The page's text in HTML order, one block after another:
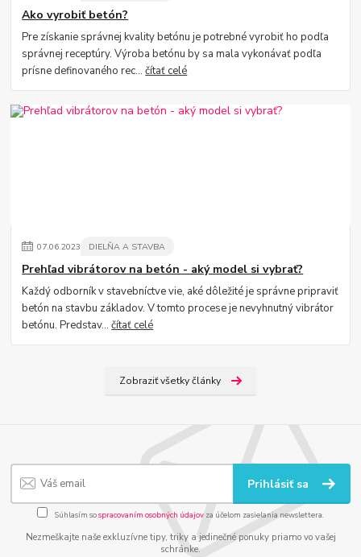
Ako vyrobiť betón?
Pre získanie správnej kvality betónu je potrebné vyrobiť ho podľa
správnej receptúry. Výroba betónu by sa mala vykonávať podľa
prísne definovaného rec...čítať celé
07.06.2023 DIELŇA A STAVBA
Prehľad vibrátorov na betón - aký model si vybrať?
Každý odborník v stavebníctve vie, aké dôležité je správne pripraviť
betón na stavbu základov. V tomto procese je nevyhnutný vibrátor
betónu. Predstav...čítať celé
Zobraziť všetky články
Prihlásiť sa
Súhlasím sospracovaním osobných údajov za účelom zasielania newslettera.
Nezmeškajte naše exkluzívne tipy, triky a jedinečné ponuky priamo vo vašej
schránke.